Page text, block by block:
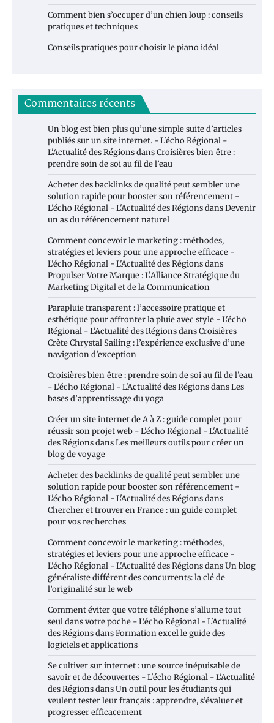
Comment bien s’occuper d’un chien loup : conseils
pratiques et techniques
Conseils pratiques pour choisir le piano idéal
Commentaires récents
Un blog est bien plus qu’une simple suite d’articles
publiés sur un site internet. - L'écho Régional -
L'Actualité des RégionsdansCroisières bien‑être :
prendre soin de soi au fil de l’eau
Acheter des backlinks de qualité peut sembler une
solution rapide pour booster son référencement -
L'écho Régional - L'Actualité des RégionsdansDevenir
un as du référencement naturel
Comment concevoir le marketing : méthodes,
stratégies et leviers pour une approche efficace -
L'écho Régional - L'Actualité des Régionsdans
Propulser Votre Marque : L’Alliance Stratégique du
Marketing Digital et de la Communication
Parapluie transparent : l’accessoire pratique et
esthétique pour affronter la pluie avec style - L'écho
Régional - L'Actualité des RégionsdansCroisières
Crète Chrystal Sailing : l’expérience exclusive d’une
navigation d’exception
Croisières bien‑être : prendre soin de soi au fil de l’eau
- L'écho Régional - L'Actualité des RégionsdansLes
bases d’apprentissage du yoga
Créer un site internet de A à Z : guide complet pour
réussir son projet web - L'écho Régional - L'Actualité
des RégionsdansLes meilleurs outils pour créer un
blog de voyage
Acheter des backlinks de qualité peut sembler une
solution rapide pour booster son référencement -
L'écho Régional - L'Actualité des Régionsdans
Chercher et trouver en France : un guide complet
pour vos recherches
Comment concevoir le marketing : méthodes,
stratégies et leviers pour une approche efficace -
L'écho Régional - L'Actualité des RégionsdansUn blog
généraliste différent des concurrents: la clé de
l’originalité sur le web
Comment éviter que votre téléphone s’allume tout
seul dans votre poche - L'écho Régional - L'Actualité
des RégionsdansFormation excel le guide des
logiciels et applications
Se cultiver sur internet : une source inépuisable de
savoir et de découvertes - L'écho Régional - L'Actualité
des RégionsdansUn outil pour les étudiants qui
veulent tester leur français : apprendre, s’évaluer et
progresser efficacement